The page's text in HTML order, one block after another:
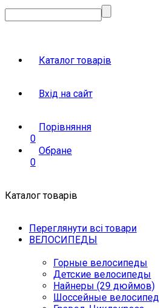
Каталог товарів
Вхід на сайт
Порівняння
0
Обране
0
Каталог товарів
Переглянути всі товари
ВЕЛОСИПЕДЫ
Горные велосипеды
Детские велосипеды
Найнеры (29 дюймов)
Шоссейные